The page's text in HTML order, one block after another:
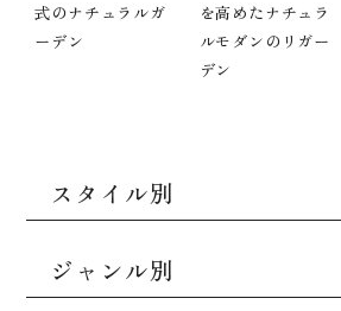
式のナチュラルガ
ーデン
を高めたナチュラ
ルモダンのリガー
デン
スタイル別
ジャンル別